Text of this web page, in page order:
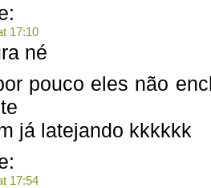
17:10
né
pouco eles não
já latejando kkkkkk
17:54